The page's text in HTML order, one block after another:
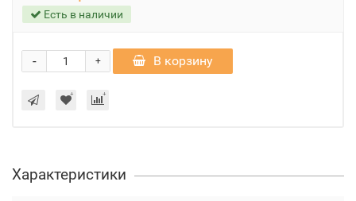
Есть в наличии
+
- В корзину
Характеристики